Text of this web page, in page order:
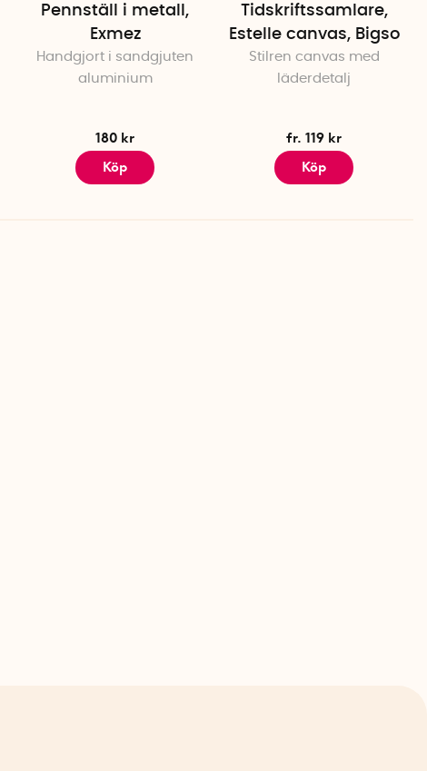
Pennställ i metall,
Exmez
Handgjort i sandgjuten
aluminium
180 kr
Köp
Tidskriftssamlare,
Estelle canvas, Bigso
Stilren canvas med
läderdetalj
fr. 119 kr
Köp